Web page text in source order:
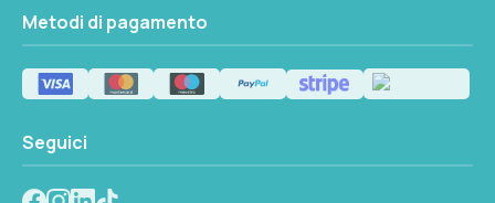
Metodi di pagamento
Seguici